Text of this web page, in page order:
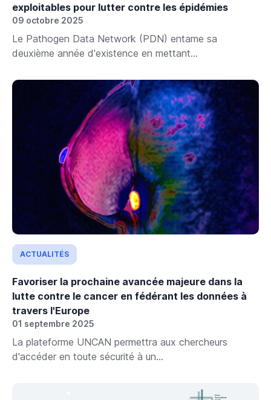
exploitables pour lutter contre les épidémies
09 octobre 2025
Le Pathogen Data Network (PDN) entame sa
deuxième année d'existence en mettant...
ACTUALITÉS
Favoriser la prochaine avancée majeure dans la
lutte contre le cancer en fédérant les données à
travers l'Europe
01 septembre 2025
La plateforme UNCAN permettra aux chercheurs
d'accéder en toute sécurité à un...